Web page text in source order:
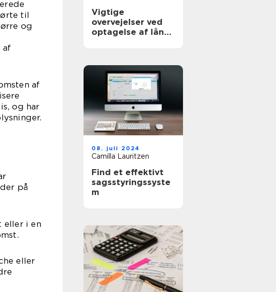
til
og
af
af
og har
på
eller i en
eller
Vigtige
overvejelser ved
optagelse af lån
08. juli 2024
Camilla Lauritzen
Find et effektivt
sagsstyringssyste
m